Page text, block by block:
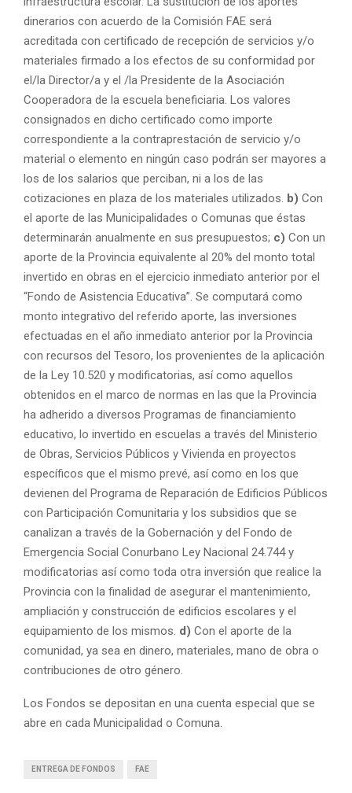
dinerarios con acuerdo de la Comisión FAE será
acreditada con certificado de recepción de servicios y/o
materiales firmado a los efectos de su conformidad por
el/la Director/a y el /la Presidente de la Asociación
Cooperadora de la escuela beneficiaria. Los valores
consignados en dicho certificado como importe
correspondiente a la contraprestación de servicio y/o
material o elemento en ningún caso podrán ser mayores a
los de los salarios que perciban, ni a los de las
cotizaciones en plaza de los materiales utilizados. b) Con
el aporte de las Municipalidades o Comunas que éstas
determinarán anualmente en sus presupuestos; c) Con un
aporte de la Provincia equivalente al 20% del monto total
invertido en obras en el ejercicio inmediato anterior por el
“Fondo de Asistencia Educativa”. Se computará como
monto integrativo del referido aporte, las inversiones
efectuadas en el año inmediato anterior por la Provincia
con recursos del Tesoro, los provenientes de la aplicación
de la Ley 10.520 y modificatorias, así como aquellos
obtenidos en el marco de normas en las que la Provincia
ha adherido a diversos Programas de financiamiento
educativo, lo invertido en escuelas a través del Ministerio
de Obras, Servicios Públicos y Vivienda en proyectos
específicos que el mismo prevé, así como en los que
devienen del Programa de Reparación de Edificios Públicos
con Participación Comunitaria y los subsidios que se
canalizan a través de la Gobernación y del Fondo de
Emergencia Social Conurbano Ley Nacional 24.744 y
modificatorias así como toda otra inversión que realice la
Provincia con la finalidad de asegurar el mantenimiento,
ampliación y construcción de edificios escolares y el
equipamiento de los mismos. d) Con el aporte de la
comunidad, ya sea en dinero, materiales, mano de obra o
contribuciones de otro género.
Los Fondos se depositan en una cuenta especial que se
abre en cada Municipalidad o Comuna.
ENTREGA DE FONDOS FAE